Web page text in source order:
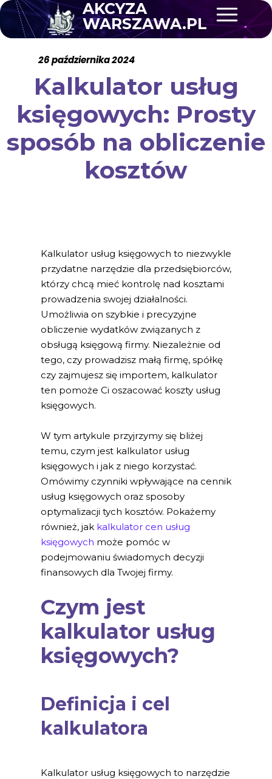
AKCYZA
WARSZAWA.PL
26 października 2024
Kalkulator usług
księgowych: Prosty
sposób na obliczenie
kosztów
Kalkulator usług księgowych to niezwykle
przydatne narzędzie dla przedsiębiorców,
którzy chcą mieć kontrolę nad kosztami
prowadzenia swojej działalności.
Umożliwia on szybkie i precyzyjne
obliczenie wydatków związanych z
obsługą księgową firmy. Niezależnie od
tego, czy prowadzisz małą firmę, spółkę
czy zajmujesz się importem, kalkulator
ten pomoże Ci oszacować koszty usług
księgowych.
W tym artykule przyjrzymy się bliżej
temu, czym jest kalkulator usług
księgowych i jak z niego korzystać.
Omówimy czynniki wpływające na cennik
usług księgowych oraz sposoby
optymalizacji tych kosztów. Pokażemy
również, jak kalkulator cen usług
księgowych może pomóc w
podejmowaniu świadomych decyzji
finansowych dla Twojej firmy.
Czym jest
kalkulator usług
księgowych?
Definicja i cel
kalkulatora
Kalkulator usług księgowych to narzędzie